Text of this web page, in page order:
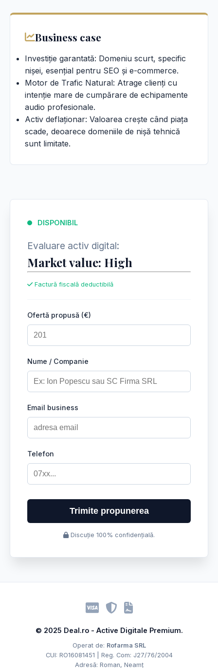
Business case
Investiție garantată: Domeniu scurt, specific
nișei, esențial pentru SEO și e-commerce.
Motor de Trafic Natural: Atrage clienți cu
intenție mare de cumpărare de echipamente
audio profesionale.
Activ deflaționar: Valoarea crește când piața
scade, deoarece domeniile de nișă tehnică
sunt limitate.
DISPONIBIL
Evaluare activ digital:
Market value: High
Factură fiscală deductibilă
Ofertă propusă (€)
Nume / Companie
Email business
Telefon
Trimite propunerea
Discuție 100% confidențială.
© 2025 Deal.ro - Active Digitale Premium.
Operat de: Rofarma SRL
CUI: RO16081451 | Reg. Com: J27/76/2004
Adresă: Roman, Neamț